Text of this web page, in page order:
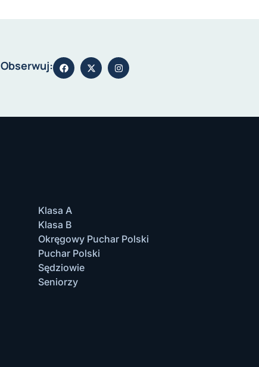
Obserwuj:
Klasa A
Klasa B
Okręgowy Puchar Polski
Puchar Polski
Sędziowie
Seniorzy